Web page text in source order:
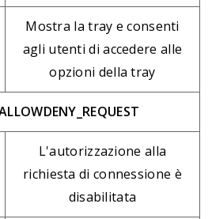
Mostra la tray e consenti
agli utenti di accedere alle
opzioni della tray
L'autorizzazione alla
richiesta di connessione è
disabilitata